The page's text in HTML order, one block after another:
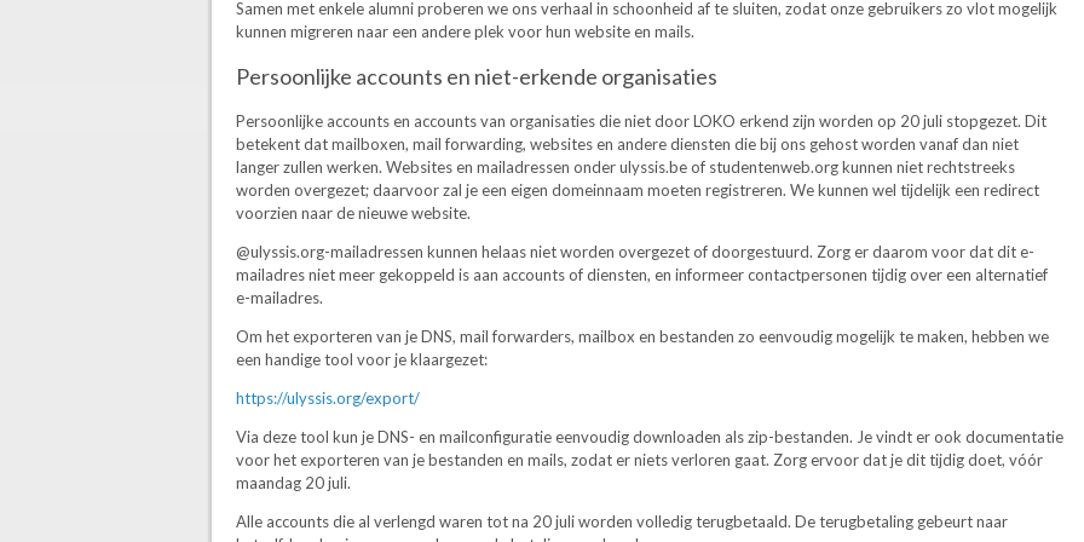
Samen met enkele alumni proberen we ons verhaal in schoonheid af te sluiten, zodat onze gebruikers zo vlot mogelijk
kunnen migreren naar een andere plek voor hun website en mails.
Persoonlijke accounts en niet-erkende organisaties
Persoonlijke accounts en accounts van organisaties die niet door LOKO erkend zijn worden op 20 juli stopgezet. Dit
betekent dat mailboxen, mail forwarding, websites en andere diensten die bij ons gehost worden vanaf dan niet
langer zullen werken. Websites en mailadressen onder ulyssis.be of studentenweb.org kunnen niet rechtstreeks
worden overgezet; daarvoor zal je een eigen domeinnaam moeten registreren. We kunnen wel tijdelijk een redirect
voorzien naar de nieuwe website.
@ulyssis.org-mailadressen kunnen helaas niet worden overgezet of doorgestuurd. Zorg er daarom voor dat dit e-
mailadres niet meer gekoppeld is aan accounts of diensten, en informeer contactpersonen tijdig over een alternatief
e-mailadres.
Om het exporteren van je DNS, mail forwarders, mailbox en bestanden zo eenvoudig mogelijk te maken, hebben we
een handige tool voor je klaargezet:
https://ulyssis.org/export/
Via deze tool kun je DNS- en mailconfiguratie eenvoudig downloaden als zip-bestanden. Je vindt er ook documentatie
voor het exporteren van je bestanden en mails, zodat er niets verloren gaat. Zorg ervoor dat je dit tijdig doet, vóór
maandag 20 juli.
Alle accounts die al verlengd waren tot na 20 juli worden volledig terugbetaald. De terugbetaling gebeurt naar